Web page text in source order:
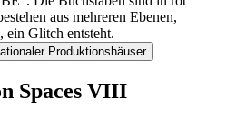
Produktionshäuser
Spaces VIII